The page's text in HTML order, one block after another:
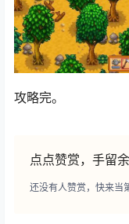
攻略完。
点点赞赏，手留
还没有人赞赏，快来当